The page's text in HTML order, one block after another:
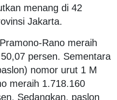
menang di 42
Jakarta.
Rano meraih
persen. Sementara
nomor urut 1 M
meraih 1.718.160
Sedangkan, paslon